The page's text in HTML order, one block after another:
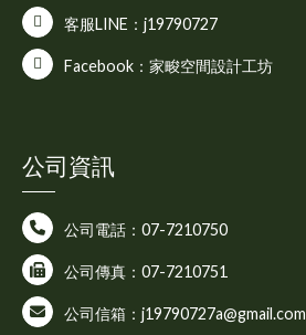
客服LINE：j19790727
Facebook：家畯空間設計工坊
公司資訊
公司電話：07-7210750
公司傳真：07-7210751
公司信箱：j19790727a@gmail.com